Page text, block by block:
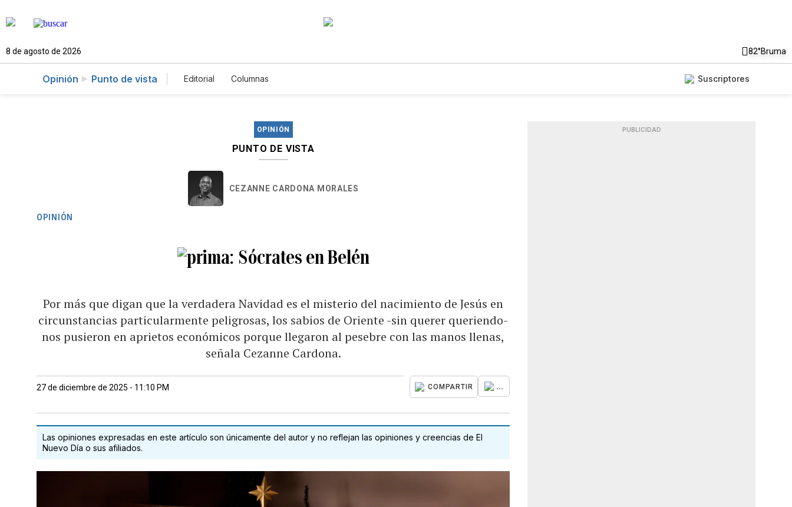
8 de agosto de 2026 82°Bruma
Opinión Punto de vista Editorial Columnas Suscriptores
OPINIÓN
PUNTO DE VISTA
CEZANNE CARDONA MORALES
OPINIÓN
Sócrates en Belén
Por más que digan que la verdadera Navidad es el misterio del nacimiento de Jesús en
circunstancias particularmente peligrosas, los sabios de Oriente -sin querer queriendo-
nos pusieron en aprietos económicos porque llegaron al pesebre con las manos llenas,
señala Cezanne Cardona.
27 de diciembre de 2025 - 11:10 PM COMPARTIR ...
Las opiniones expresadas en este artículo son únicamente del autor y no reflejan las opiniones y creencias de El
Nuevo Día o sus afiliados.
PUBLICIDAD